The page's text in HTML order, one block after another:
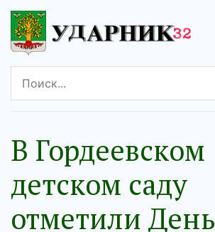
В Гордеевском
детском саду
отметили День